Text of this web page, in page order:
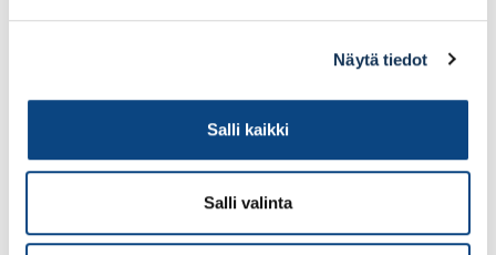
Näytä tiedot
Salli kaikki
Salli valinta
Unior 1/2″ Hylsy 10mm
Unior 1/2″ Hylsy Pitkä
17mm